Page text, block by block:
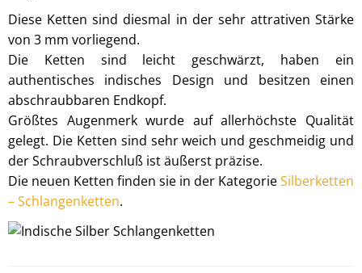
Diese Ketten sind diesmal in der sehr attrativen Stärke
von 3 mm vorliegend.
Die Ketten sind leicht geschwärzt, haben ein
authentisches indisches Design und besitzen einen
abschraubbaren Endkopf.
Größtes Augenmerk wurde auf allerhöchste Qualität
gelegt. Die Ketten sind sehr weich und geschmeidig und
der Schraubverschluß ist äußerst präzise.
Die neuen Ketten finden sie in der KategorieSilberketten
– Schlangenketten.